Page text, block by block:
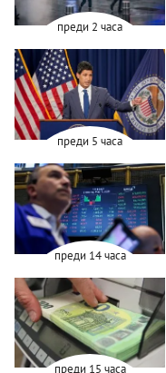
преди 2 часа
преди 5 часа
преди 14 часа
преди 15 часа